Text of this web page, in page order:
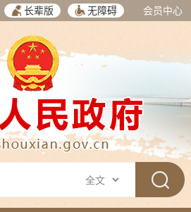
长辈版 无障碍 会员中心